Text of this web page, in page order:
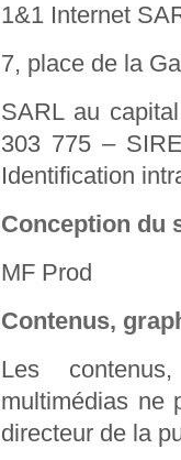
1&1 Internet
7, place de la
SARL au
303 775 –
Identification
Conception du
MF Prod
Contenus,
Les
multimédias ne
directeur de la